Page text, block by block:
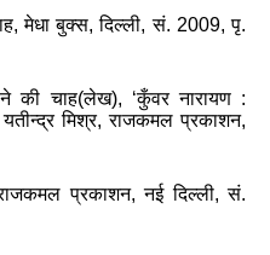
,मेधा बुक्‍स,दिल्‍ली,सं. 2009,पृ.
की चाह(लेख), ‘कुँवर नारायण :
मिश्र,राजकमल प्रकाशन,
प्रकाशन,नई दिल्‍ली,सं.